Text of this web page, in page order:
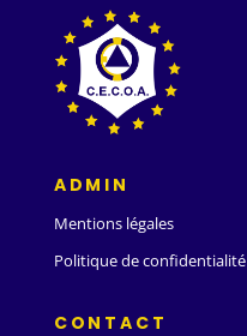
ADMIN
Mentions légales
Politique de confidentialité
CONTACT